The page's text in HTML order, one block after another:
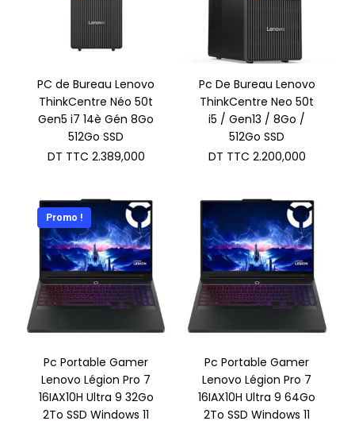
PC de Bureau Lenovo
ThinkCentre Néo 50t
Gen5 i7 14è Gén 8Go
512Go SSD
DT TTC 2.389,000
Pc De Bureau Lenovo
ThinkCentre Neo 50t
i5 / Gen13 / 8Go /
512Go SSD
DT TTC 2.200,000
Promo !
Pc Portable Gamer
Lenovo Légion Pro 7
16IAX10H Ultra 9 32Go
2To SSD Windows 11
Pc Portable Gamer
Lenovo Légion Pro 7
16IAX10H Ultra 9 64Go
2To SSD Windows 11